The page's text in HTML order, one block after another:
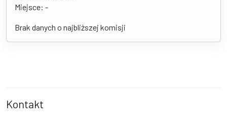
Miejsce: -
Brak danych o najbliższej komisji
Kontakt